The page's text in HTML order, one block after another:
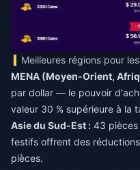
Meilleures régions pour
MENA (Moyen-Orient,
par dollar — le pouvoir
valeur 30 % supérieure à la
Asie du Sud-Est : 43 pièces
festifs offrent des
pièces.